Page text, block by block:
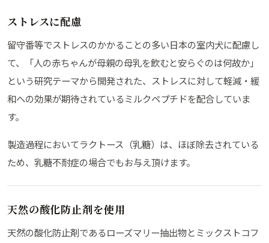
ストレスに配慮
留守番等でストレスのかかることの多い日本の室内犬に配慮し
て、「人の赤ちゃんが母親の母乳を飲むと安らぐのは何故か」
という研究テーマから開発された、ストレスに対して軽減・緩
和への効果が期待されているミルクペプチドを配合していま
す。
製造過程においてラクトース（乳糖）は、ほぼ除去されている
ため、乳糖不耐症の場合でもお与え頂けます。
天然の酸化防止剤を使用
天然の酸化防止剤であるローズマリー抽出物とミックストコフ